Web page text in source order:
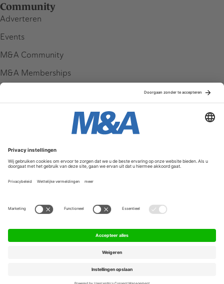
Community
Adverteren
Events
M&A Community
M&A Memberships
Service & Contact
Contact
FAQ
Werken bij ons
Algemene Voorwaarden